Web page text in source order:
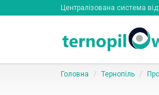
Централізована система
Головна Тернопіль